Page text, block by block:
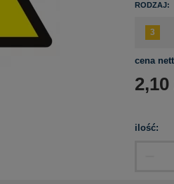
RODZAJ:
cena
2,10
ilość: